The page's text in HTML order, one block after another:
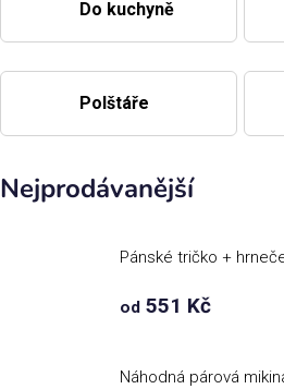
Oblečení
Přihlášení
Do kuchyně
Polštáře
Nejprodávanější
Pánské tričko +
od 551 Kč
Náhodná párová